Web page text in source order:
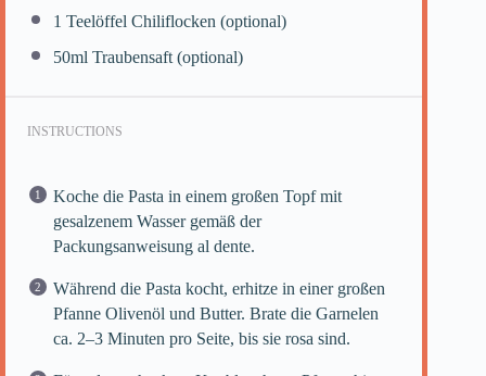
1 Teelöffel Chiliflocken (optional)
50ml Traubensaft (optional)
INSTRUCTIONS
Koche die Pasta in einem großen Topf mit
gesalzenem Wasser gemäß der
Packungsanweisung al dente.
Während die Pasta kocht, erhitze in einer großen
Pfanne Olivenöl und Butter. Brate die Garnelen
ca. 2–3 Minuten pro Seite, bis sie rosa sind.